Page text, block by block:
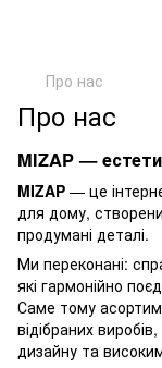
Про нас
Про нас
MIZAP —
MIZAP — це
для дому,
продумані деталі.
Ми переконані:
які гармонійно
Саме тому
відібраних
дизайну та